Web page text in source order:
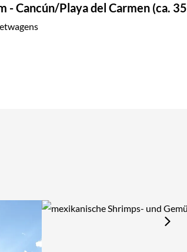
- Cancún/Playa del Carmen (ca.